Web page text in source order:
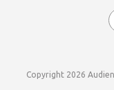
Copyright 2026